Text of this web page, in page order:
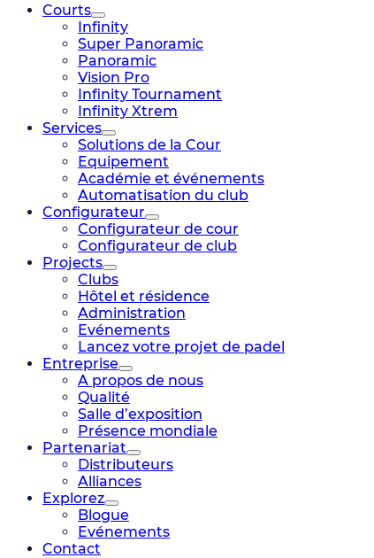
Courts
Infinity
Super Panoramic
Panoramic
Vision Pro
Infinity Tournament
Infinity Xtrem
Services
Solutions de la Cour
Equipement
Académie et événements
Automatisation du club
Configurateur
Configurateur de cour
Configurateur de club
Projects
Clubs
Hôtel et résidence
Administration
Evénements
Lancez votre projet de padel
Entreprise
A propos de nous
Qualité
Salle d’exposition
Présence mondiale
Partenariat
Distributeurs
Alliances
Explorez
Blogue
Evénements
Contact